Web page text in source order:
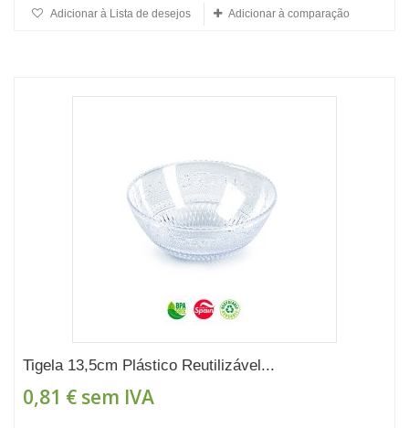
Adicionar à Lista de desejos Adicionar à comparação
Tigela 13,5cm Plástico Reutilizável...
0,81 € sem IVA